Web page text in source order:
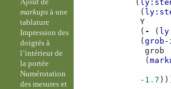
(
(
Y
( - (
(
grob
(
-1.7
markups à une
tablature
Impression des
doigtés à
l’intérieur de
la portée
Numérotation
des mesures et